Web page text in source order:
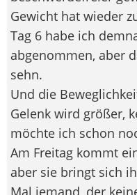
Gewicht hat wieder
Tag 6 habe ich
abgenommen, aber
sehn.
Und die
Gelenk wird größer,
möchte ich schon
Am Freitag kommt
aber sie bringt sich
Mal jemand, der